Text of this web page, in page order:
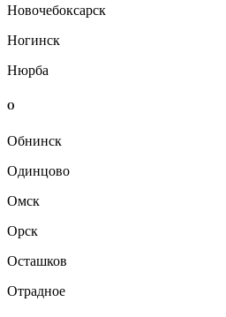
Новочебоксарск
Ногинск
Нюрба
О
Обнинск
Одинцово
Омск
Орск
Осташков
Отрадное